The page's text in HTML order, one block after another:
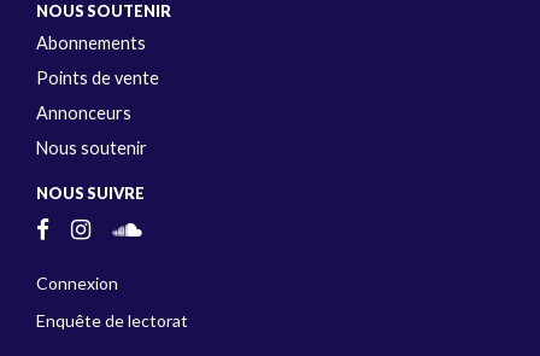
NOUS SOUTENIR
Abonnements
Points de vente
Annonceurs
Nous soutenir
NOUS SUIVRE
Connexion
Enquête de lectorat